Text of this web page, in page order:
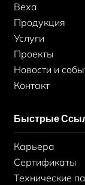
Веха
Продукция
Услуги
Проекты
Новости и
Контакт
Быстрые
Карьера
Сертификаты
Технические